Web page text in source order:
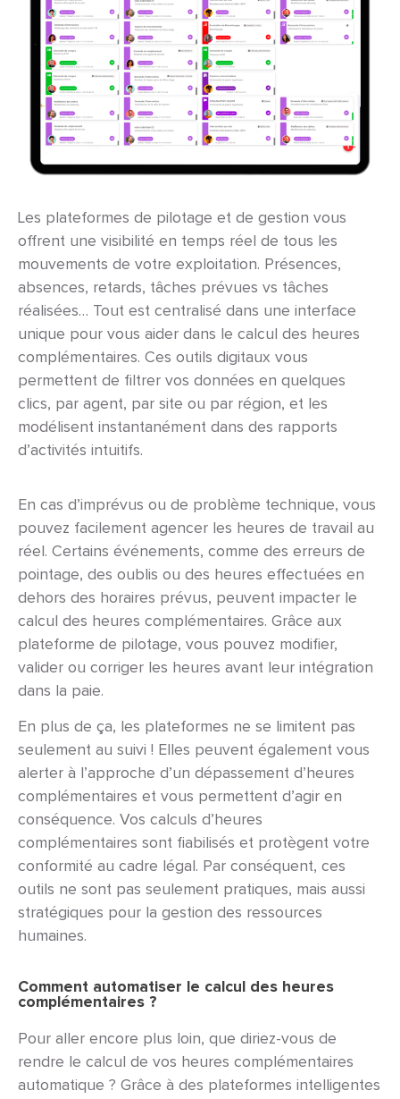
Les plateformes de pilotage et de gestion vous
offrent une visibilité en temps réel de tous les
mouvements de votre exploitation. Présences,
absences, retards, tâches prévues vs tâches
réalisées… Tout est centralisé dans une interface
unique pour vous aider dans le calcul des heures
complémentaires. Ces outils digitaux vous
permettent de filtrer vos données en quelques
clics, par agent, par site ou par région, et les
modélisent instantanément dans des rapports
d’activités intuitifs.
En cas d’imprévus ou de problème technique, vous
pouvez facilement agencer les heures de travail au
réel. Certains événements, comme des erreurs de
pointage, des oublis ou des heures effectuées en
dehors des horaires prévus, peuvent impacter le
calcul des heures complémentaires. Grâce aux
plateforme de pilotage, vous pouvez modifier,
valider ou corriger les heures avant leur intégration
dans la paie.
En plus de ça, les plateformes ne se limitent pas
seulement au suivi ! Elles peuvent également vous
alerter à l’approche d’un dépassement d’heures
complémentaires et vous permettent d’agir en
conséquence. Vos calculs d’heures
complémentaires sont fiabilisés et protègent votre
conformité au cadre légal. Par conséquent, ces
outils ne sont pas seulement pratiques, mais aussi
stratégiques pour la gestion des ressources
humaines.
Comment automatiser le calcul des heures
complémentaires ?
Pour aller encore plus loin, que diriez-vous de
rendre le calcul de vos heures complémentaires
automatique ? Grâce à des plateformes intelligentes